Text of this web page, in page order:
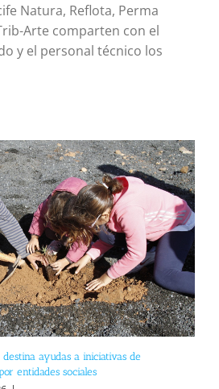
Natura, Reflota, Perma
Arte comparten con el
y el personal técnico los
ayudas a iniciativas de
entidades sociales